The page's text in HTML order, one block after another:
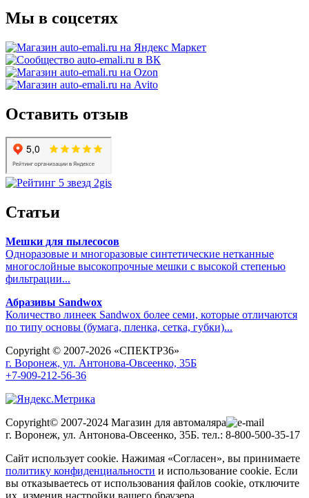
Мы в соцсетях
Оставить отзыв
Статьи
Мешки для пылесосов
Одноразовые и многоразовые синтетические нетканные
многослойные высокопрочные мешки с высокой степенью
фильтрации...
Абразивы Sandwox
Количество линеек Sandwox более семи, которые отличаются
по типу основы (бумага, пленка, сетка, губки)...
Copyright © 2007-2026 «СПЕКТР36»
г. Воронеж, ул. Антонова-Овсеенко, 35Б
+7-909-212-56-36
Copyright© 2007-2024 Магазин для автомаляра
г. Воронеж, ул. Антонова-Овсеенко, 35Б. тел.: 8-800-500-35-17
Сайт использует cookie. Нажимая «Согласен», вы принимаете
политику конфиденциальности и использование cookie. Если
вы отказываетесь от использования файлов cookie, отключите